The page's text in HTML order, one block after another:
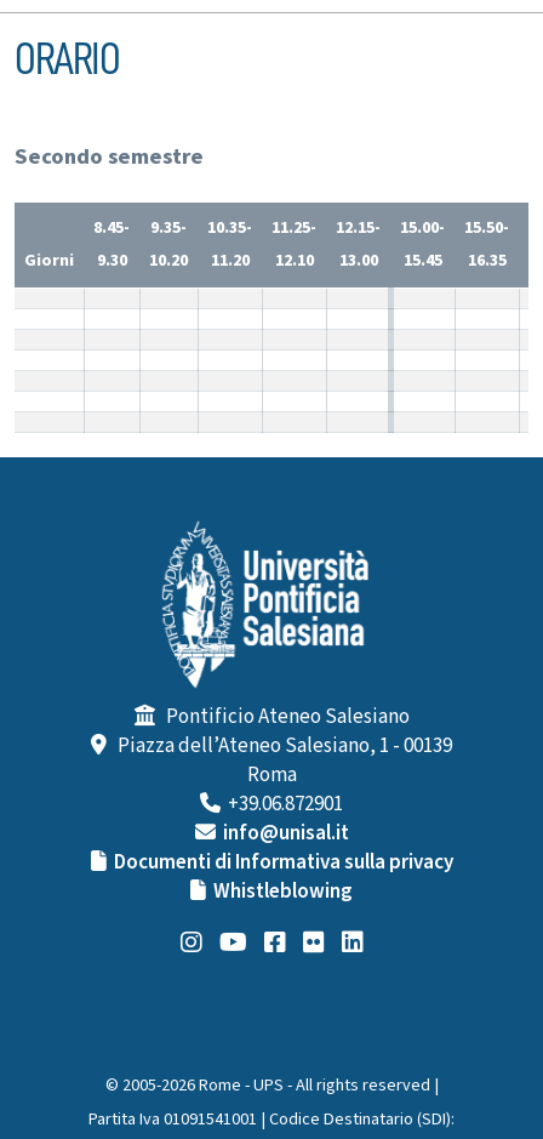
ORARIO
Secondo semestre
Giorni
8.45-
9.30
9.35-
10.20
10.35-
11.20
11.25-
12.10
12.15-
13.00
15.00-
15.45
15.50-
16.35
Pontificio Ateneo Salesiano
Piazza dell’Ateneo Salesiano, 1 - 00139
Roma
+39.06.872901
info@unisal.it
Documenti di Informativa sulla privacy
Whistleblowing
© 2005-2026 Rome - UPS - All rights reserved |
Partita Iva 01091541001 | Codice Destinatario (SDI):